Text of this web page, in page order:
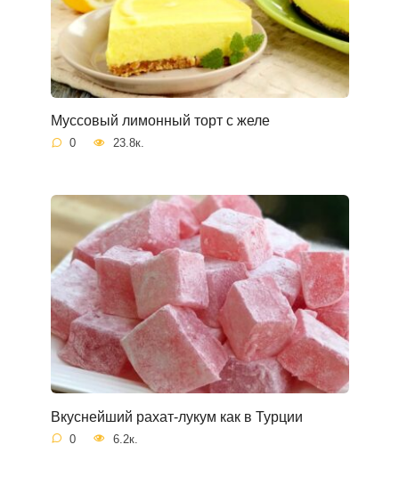
Муссовый лимонный торт с желе
0 23.8к.
Вкуснейший рахат-лукум как в Турции
0 6.2к.